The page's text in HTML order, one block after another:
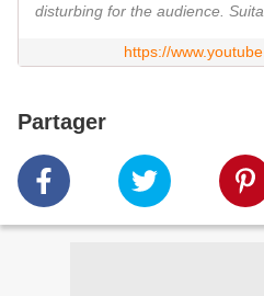
disturbing for the audience.
https://
Partager